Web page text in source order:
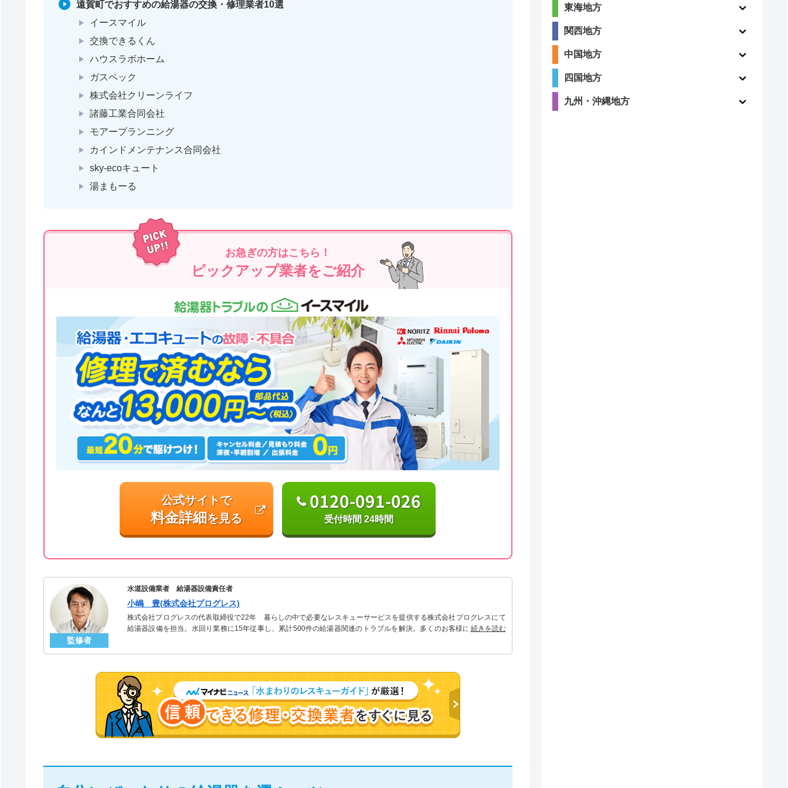
遠賀町でおすすめの給湯器の交換・修理業者10選
イースマイル
交換できるくん
ハウスラボホーム
ガスペック
株式会社クリーンライフ
諸藤工業合同会社
モアープランニング
カインドメンテナンス合同会社
sky-ecoキュート
湯まもーる
お急ぎの方はこちら！
ピックアップ業者をご紹介
公式サイトで
料金詳細を見る
0120-091-026
受付時間 24時間
監修者
水道設備業者 給湯器設備責任者
小嶋 豊(株式会社プログレス)
株式会社プログレスの代表取締役で22年 暮らしの中で必要なレスキューサービスを提供する株式会社プログレスにて
給湯器設備を担当。水回り業務に15年従事し、累計500件の給湯器関連のトラブルを解決。多くのお客様に信頼される
続きを読む
東海地方
関西地方
中国地方
四国地方
九州・沖縄地方